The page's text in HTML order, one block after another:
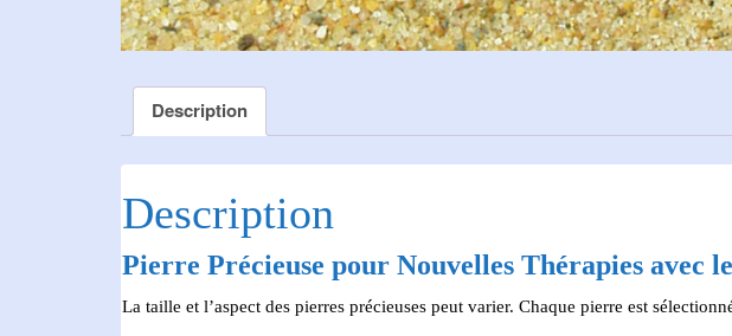
Description
Description
Pierre Précieuse pour Nouvelles Thérapies avec
La taille et l’aspect des pierres précieuses peut varier. Chaque pierre est